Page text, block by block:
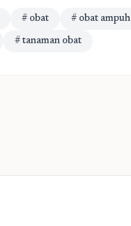
# obat # obat ampuh
# tanaman obat